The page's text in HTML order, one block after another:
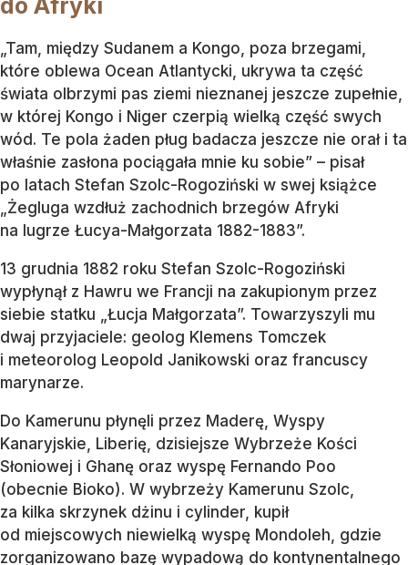
„Tam, między Sudanem a Kongo, poza brzegami,
które oblewa Ocean Atlantycki, ukrywa ta część
świata olbrzymi pas ziemi nieznanej jeszcze zupełnie,
w której Kongo i Niger czerpią wielką część swych
wód. Te pola żaden pług badacza jeszcze nie orał i ta
właśnie zasłona pociągała mnie ku sobie” – pisał
po latach Stefan Szolc-Rogoziński w swej książce
„Żegluga wzdłuż zachodnich brzegów Afryki
na lugrze Łucya-Małgorzata 1882-1883”.
13 grudnia 1882 roku Stefan Szolc-Rogoziński
wypłynął z Hawru we Francji na zakupionym przez
siebie statku „Łucja Małgorzata”. Towarzyszyli mu
dwaj przyjaciele: geolog Klemens Tomczek
i meteorolog Leopold Janikowski oraz francuscy
marynarze.
Do Kamerunu płynęli przez Maderę, Wyspy
Kanaryjskie, Liberię, dzisiejsze Wybrzeże Kości
Słoniowej i Ghanę oraz wyspę Fernando Poo
(obecnie Bioko). W wybrzeży Kamerunu Szolc,
za kilka skrzynek dżinu i cylinder, kupił
od miejscowych niewielką wyspę Mondoleh, gdzie
zorganizowano bazę wypadową do kontynentalnego